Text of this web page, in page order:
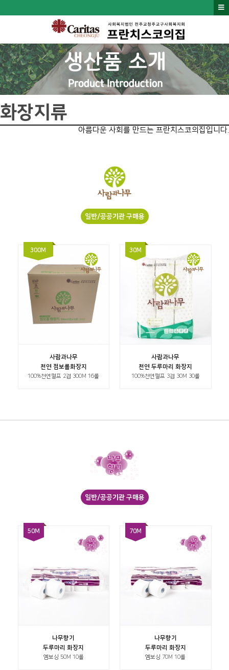
화장지류
아름다운 사회를 만드는 프란치스코의집입니다.
일반/공공기관 구매용
300M
사람과나무
천연 점보롤화장지
100%천연펄프 2겹 300M 16롤
30M
사람과나무
천연 두루마리 화장지
100%천연펄프 3겹 30M 30롤
일반/공공기관 구매용
50M
나무향기
두루마리 화장지
엠보싱 50M 10롤
70M
나무향기
두루마리 화장지
엠보싱 70M 10롤